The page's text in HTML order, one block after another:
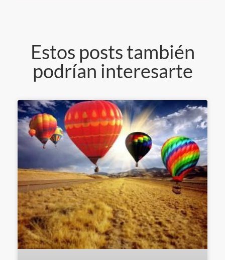
Estos posts también
podrían interesarte